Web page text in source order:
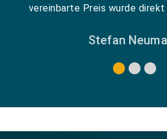
vereinbarte Preis wurde
Stefan